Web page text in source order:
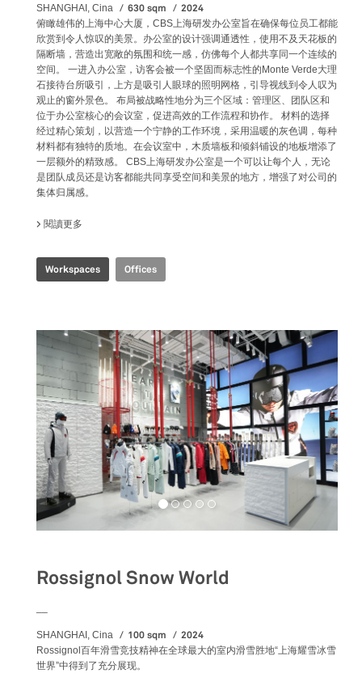
SHANGHAI, Cina 630 sqm 2024
俯瞰雄伟的上海中心大厦，CBS上海研发办公室旨在确保每位员工都能
欣赏到令人惊叹的美景。办公室的设计强调通透性，使用不及天花板的
隔断墙，营造出宽敞的氛围和统一感，仿佛每个人都共享同一个连续的
空间。 一进入办公室，访客会被一个坚固而标志性的Monte Verde大理
石接待台所吸引，上方是吸引人眼球的照明网格，引导视线到令人叹为
观止的窗外景色。 布局被战略性地分为三个区域：管理区、团队区和
位于办公室核心的会议室，促进高效的工作流程和协作。 材料的选择
经过精心策划，以营造一个宁静的工作环境，采用温暖的灰色调，每种
材料都有独特的质地。在会议室中，木质墙板和倾斜铺设的地板增添了
一层额外的精致感。 CBS上海研发办公室是一个可以让每个人，无论
是团队成员还是访客都能共同享受空间和美景的地方，增强了对公司的
集体归属感。
閱讀更多
Workspaces Offices
Rossignol Snow World
SHANGHAI, Cina 100 sqm 2024
Rossignol百年滑雪竞技精神在全球最大的室内滑雪胜地“上海耀雪冰雪
世界”中得到了充分展现。